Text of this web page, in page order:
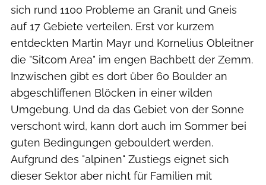
sich rund 1100 Probleme an Granit und Gneis
auf 17 Gebiete verteilen. Erst vor kurzem
entdeckten Martin Mayr und Kornelius Obleitner
die "Sitcom Area" im engen Bachbett der Zemm.
Inzwischen gibt es dort über 60 Boulder an
abgeschliffenen Blöcken in einer wilden
Umgebung. Und da das Gebiet von der Sonne
verschont wird, kann dort auch im Sommer bei
guten Bedingungen gebouldert werden.
Aufgrund des "alpinen" Zustiegs eignet sich
dieser Sektor aber nicht für Familien mit